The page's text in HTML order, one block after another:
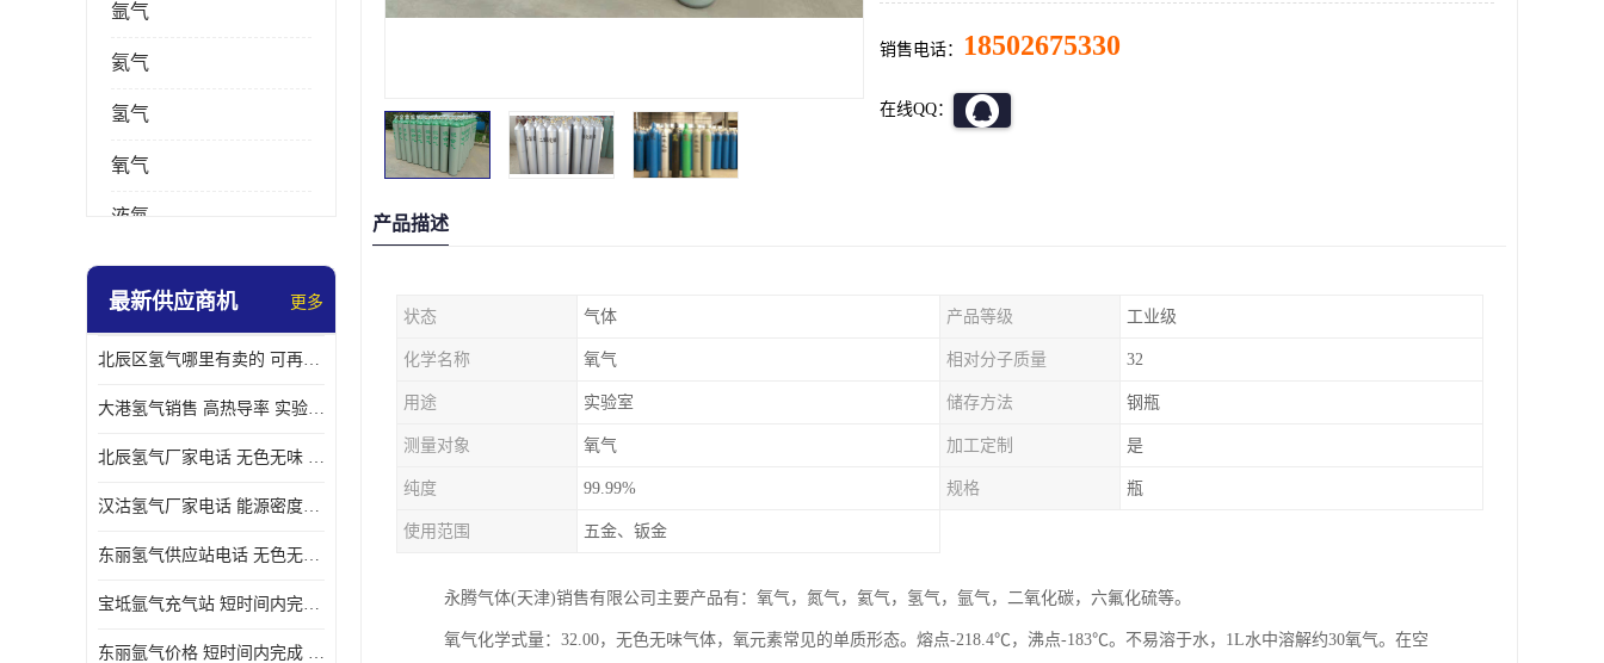
氩气
氦气
氢气
氧气
液氮
乙炔
最新供应商机 更多
北辰区氢气哪里有卖的 可再生 实验室应用
大港氢气销售 高热导率 实验室应用
北辰氢气厂家电话 无色无味 凝点为-259
汉沽氢气厂家电话 能源密度高 储存和传输便利
东丽氢气供应站电话 无色无味 储存和传输便利
宝坻氩气充气站 短时间内完成 人员经过培训
东丽氩气价格 短时间内完成 物流管理优良
销售电话： 18502675330
在线QQ：
产品描述
状态 气体 产品等级 工业级
化学名称 氧气 相对分子质量 32
用途 实验室 储存方法 钢瓶
测量对象 氧气 加工定制 是
纯度 99.99% 规格 瓶
使用范围 五金、钣金
永腾气体(天津)销售有限公司主要产品有：氧气，氮气，氦气，氢气，氩气，二氧化碳，六氟化硫等。
氧气化学式量：32.00，无色无味气体，氧元素常见的单质形态。熔点-218.4℃，沸点-183℃。不易溶于水，1L水中溶解约30氧气。在空